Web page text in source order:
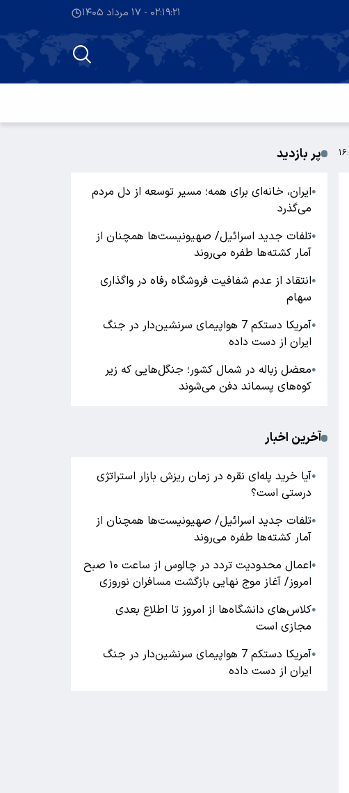
۰۲:۱۹:۲۲ - ۱۷ مرداد ۱۴۰۵
پر بازدید
●ایران، خانه‌ای برای همه؛ مسیر توسعه از دل مردم
می‌گذرد
●تلفات جدید اسرائیل/ صهیونیست‌ها همچنان از
آمار کشته‌ها طفره می‌روند
●انتقاد از عدم شفافیت فروشگاه رفاه در واگذاری
سهام
●
آمریکا دستکم 7 هواپیمای سرنشین‌دار در جنگ
ایران از دست داده
●معضل زباله در شمال کشور؛ جنگل‌هایی که زیر
کوه‌های پسماند دفن می‌شوند
آخرین اخبار
●آیا خرید پله‌ای نقره در زمان ریزش بازار استراتژی
درستی است؟
●تلفات جدید اسرائیل/ صهیونیست‌ها همچنان از
آمار کشته‌ها طفره می‌روند
●
اعمال محدودیت تردد در چالوس از ساعت ۱۰ صبح
امروز/ آغاز موج نهایی بازگشت مسافران نوروزی
●کلاس‌های دانشگاه‌ها از امروز تا اطلاع بعدی
مجازی است
●
آمریکا دستکم 7 هواپیمای سرنشین‌دار در جنگ
ایران از دست داده